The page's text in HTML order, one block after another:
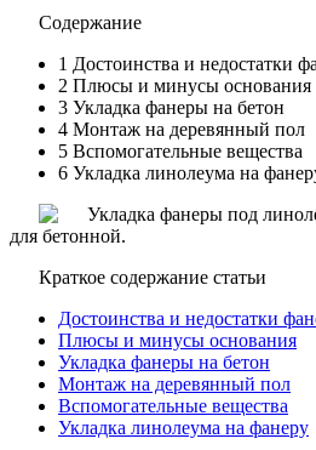
Содержание
1 Достоинства и недостатки
2 Плюсы и минусы основания
3 Укладка фанеры на бетон
4 Монтаж на деревянный пол
5 Вспомогательные вещества
6 Укладка линолеума на
для бетонной.
Краткое содержание статьи
Достоинства и недостатки
Плюсы и минусы основания
Укладка фанеры на бетон
Монтаж на деревянный пол
Вспомогательные вещества
Укладка линолеума на фанеру